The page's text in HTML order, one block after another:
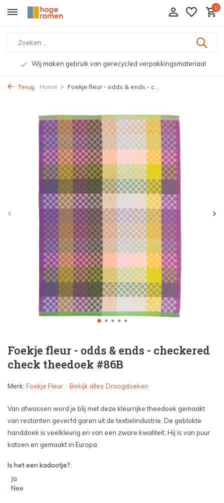
0
Wij maken gebruik van gerecycled verpakkingsmateriaal
Terug Home Foekje fleur - odds & ends - c...
Foekje fleur - odds & ends - checkered
check theedoek #86B
Merk: Foekje Fleur Bekijk alles Droogdoeken
Van afwassen word je blij met deze kleurrijke theedoek gemaakt
van restanten geverfd garen uit de textielindustrie. De geblokte
handdoek is veelkleurig en van een zware kwaliteit. Hij is van puur
katoen en gemaakt in Europa.
Is het een kadootje?:
Ja
Nee